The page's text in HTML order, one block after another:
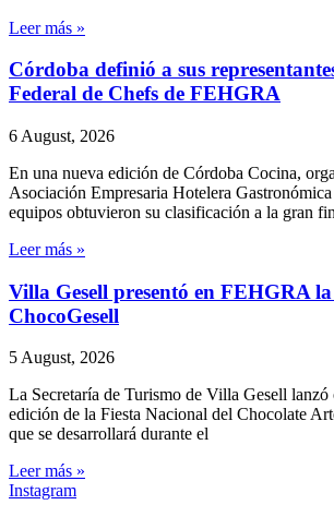
Leer más »
Córdoba definió a sus
Federal de Chefs de FEHGRA
6 August, 2026
En una nueva edición de Córdoba Cocina,
Asociación Empresaria Hotelera
equipos obtuvieron su clasificación a la gran
Leer más »
Villa Gesell presentó en FEHGRA
ChocoGesell
5 August, 2026
La Secretaría de Turismo de Villa Gesell lanzó
edición de la Fiesta Nacional del Chocolate
que se desarrollará durante el
Leer más »
Instagram